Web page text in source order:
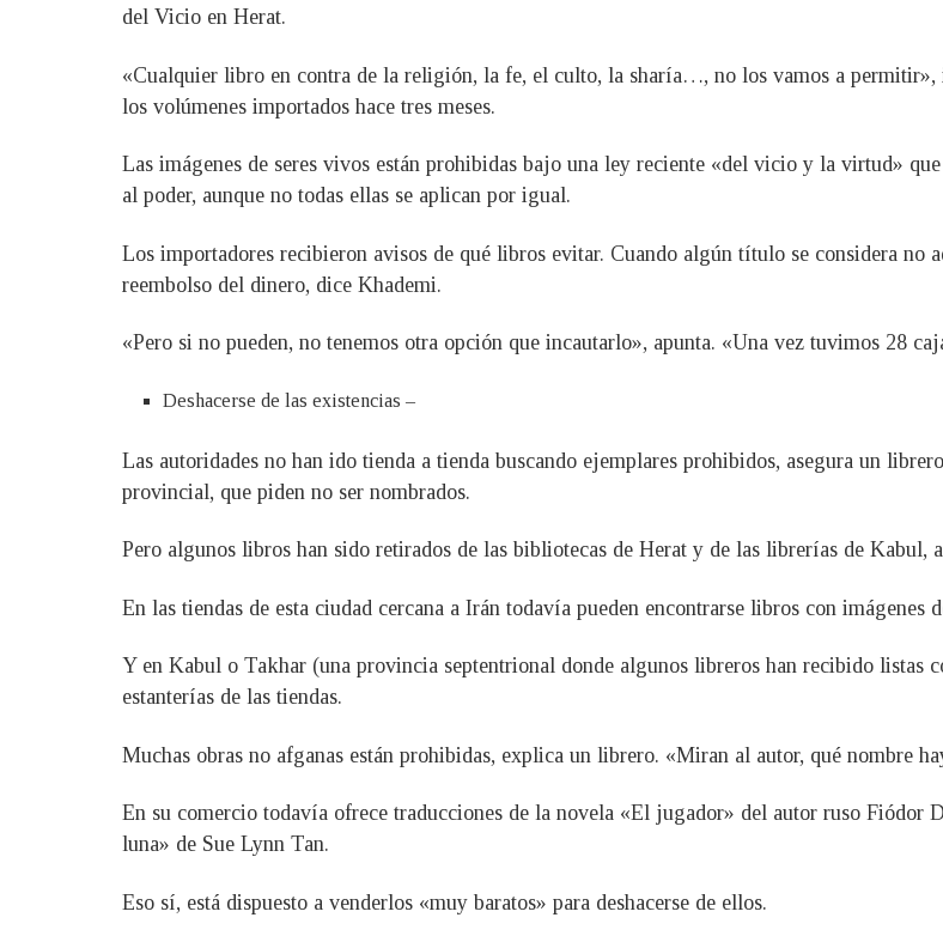
del Vicio en Herat.
«Cualquier libro en contra de la religión, la fe, el culto, la sharía…, no los vamos a permitir»,
los volúmenes importados hace tres meses.
Las imágenes de seres vivos están prohibidas bajo una ley reciente «del vicio y la virtud»
al poder, aunque no todas ellas se aplican por igual.
Los importadores recibieron avisos de qué libros evitar. Cuando algún título se considera no
reembolso del dinero, dice Khademi.
«Pero si no pueden, no tenemos otra opción que incautarlo», apunta. «Una vez tuvimos 28
Deshacerse de las existencias –
Las autoridades no han ido tienda a tienda buscando ejemplares prohibidos, asegura un
provincial, que piden no ser nombrados.
Pero algunos libros han sido retirados de las bibliotecas de Herat y de las librerías de Kabul,
En las tiendas de esta ciudad cercana a Irán todavía pueden encontrarse libros con imágenes
Y en Kabul o Takhar (una provincia septentrional donde algunos libreros han recibido listas
estanterías de las tiendas.
Muchas obras no afganas están prohibidas, explica un librero. «Miran al autor, qué nombre
En su comercio todavía ofrece traducciones de la novela «El jugador» del autor ruso Fiódor
luna» de Sue Lynn Tan.
Eso sí, está dispuesto a venderlos «muy baratos» para deshacerse de ellos.